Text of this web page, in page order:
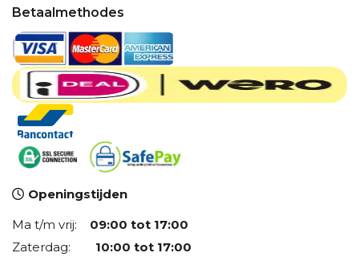
Betaalmethodes
Openingstijden
Ma t/m vrij: 09:00 tot 17:00
Zaterdag: 10:00 tot 17:00